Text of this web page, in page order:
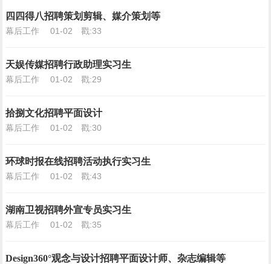
四四得八招聘策划剪辑、媒介策划等
幕后工作 01-02 戳:33
天娱传媒招聘行政助理实习生
幕后工作 01-02 戳:29
拾捌文化招聘平面设计
幕后工作 01-02 戳:30
环球时报在线招聘活动执行实习生
幕后工作 01-02 戳:43
湖南卫视招聘外宣专员实习生
幕后工作 01-02 戳:35
Design360°观念与设计招聘平面设计师、杂志编辑等